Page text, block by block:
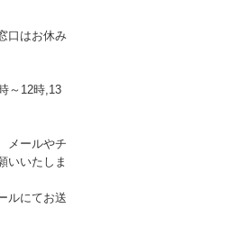
口はお休み
～12時,13
メールやチ
いいたしま
ルにてお送